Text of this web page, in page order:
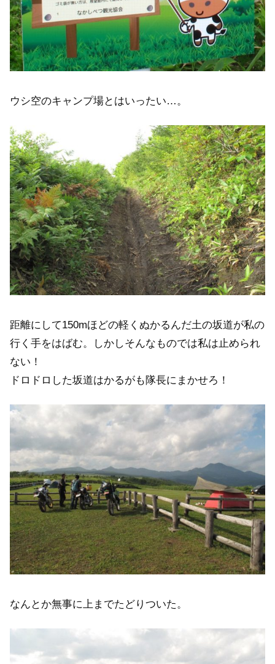
ウシ空のキャンプ場とはいったい…。
距離にして150mほどの軽くぬかるんだ土の坂道が私の
行く手をはばむ。しかしそんなものでは私は止められ
ない！
ドロドロした坂道はかるがも隊長にまかせろ！
なんとか無事に上までたどりついた。